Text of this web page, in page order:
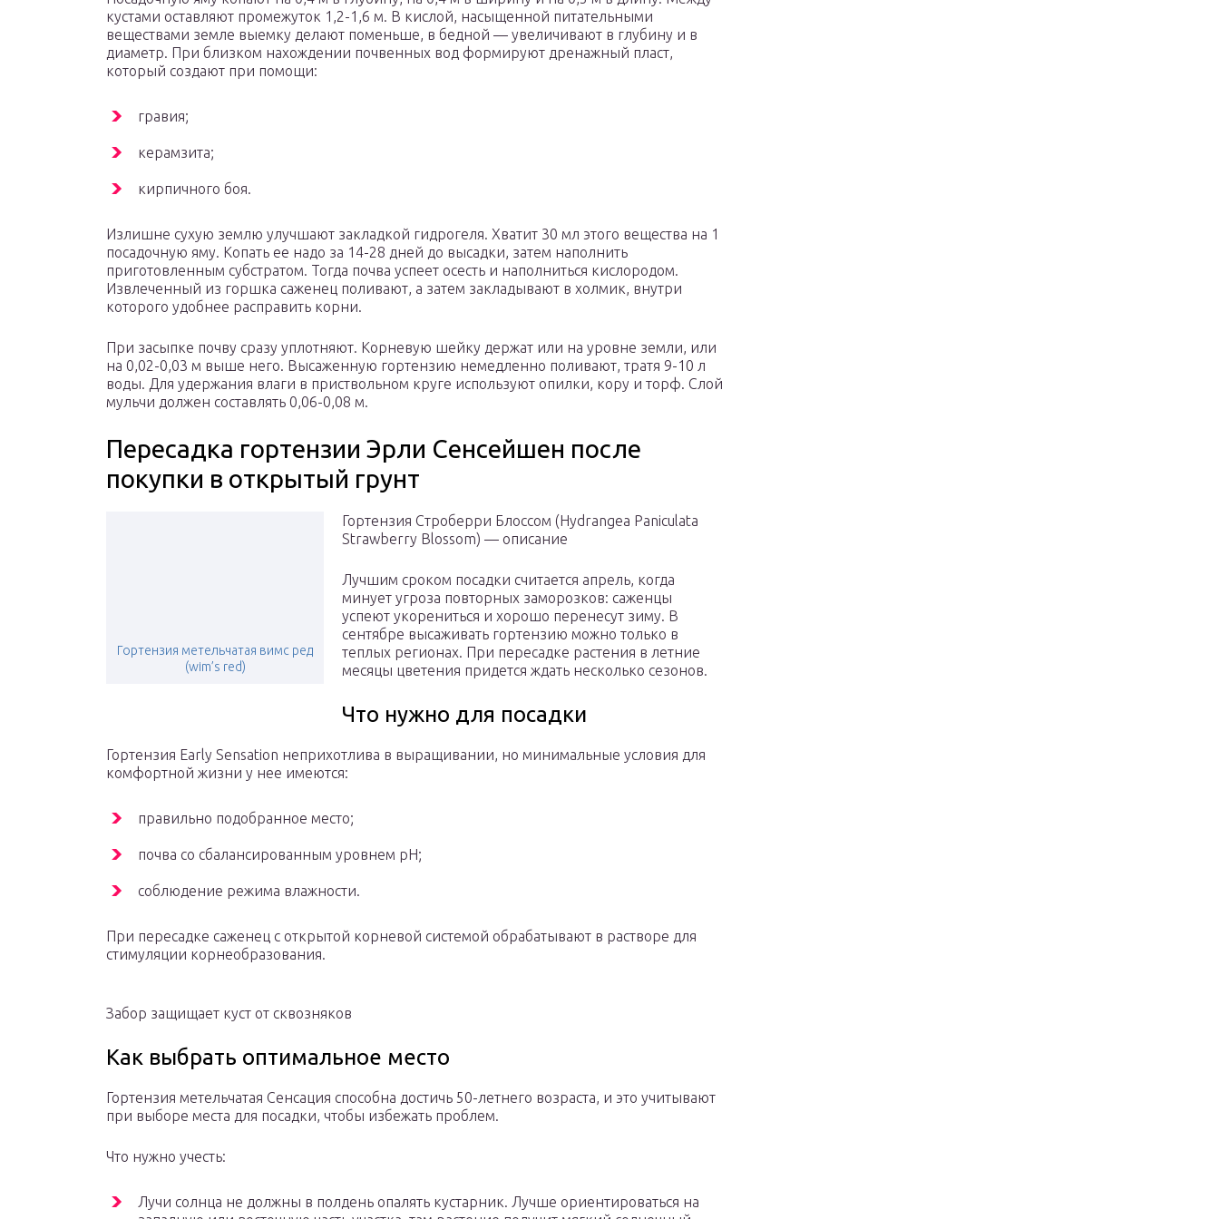
кустами оставляют промежуток 1,2-1,6 м. В кислой, насыщенной питательными
веществами земле выемку делают поменьше, в бедной — увеличивают в глубину и в
диаметр. При близком нахождении почвенных вод формируют дренажный пласт,
который создают при помощи:
гравия;
керамзита;
кирпичного боя.
Излишне сухую землю улучшают закладкой гидрогеля. Хватит 30 мл этого вещества на 1
посадочную яму. Копать ее надо за 14-28 дней до высадки, затем наполнить
приготовленным субстратом. Тогда почва успеет осесть и наполниться кислородом.
Извлеченный из горшка саженец поливают, а затем закладывают в холмик, внутри
которого удобнее расправить корни.
При засыпке почву сразу уплотняют. Корневую шейку держат или на уровне земли, или
на 0,02-0,03 м выше него. Высаженную гортензию немедленно поливают, тратя 9-10 л
воды. Для удержания влаги в приствольном круге используют опилки, кору и торф. Слой
мульчи должен составлять 0,06-0,08 м.
Пересадка гортензии Эрли Сенсейшен после
покупки в открытый грунт
Гортензия метельчатая вимс ред
(wim’s red)
Гортензия Строберри Блоссом (Hydrangea Paniculata
Strawberry Blossom) — описание
Лучшим сроком посадки считается апрель, когда
минует угроза повторных заморозков: саженцы
успеют укорениться и хорошо перенесут зиму. В
сентябре высаживать гортензию можно только в
теплых регионах. При пересадке растения в летние
месяцы цветения придется ждать несколько сезонов.
Что нужно для посадки
Гортензия Early Sensation неприхотлива в выращивании, но минимальные условия для
комфортной жизни у нее имеются:
правильно подобранное место;
почва со сбалансированным уровнем pH;
соблюдение режима влажности.
При пересадке саженец с открытой корневой системой обрабатывают в растворе для
стимуляции корнеобразования.
Забор защищает куст от сквозняков
Как выбрать оптимальное место
Гортензия метельчатая Сенсация способна достичь 50-летнего возраста, и это учитывают
при выборе места для посадки, чтобы избежать проблем.
Что нужно учесть:
Лучи солнца не должны в полдень опалять кустарник. Лучше ориентироваться на